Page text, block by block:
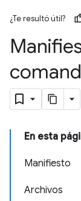
¿Te resultó útil?
En esta
Manifiesto
Archivos